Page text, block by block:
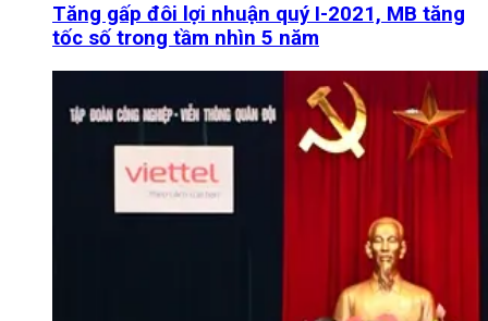
Tăng gấp đôi lợi nhuận quý I-2021, MB tăng
tốc số trong tầm nhìn 5 năm